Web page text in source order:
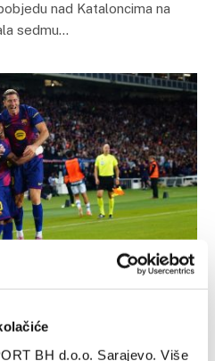
BH d.o.o. Sarajevo. Više
nad Kataloncima na
sedmu…